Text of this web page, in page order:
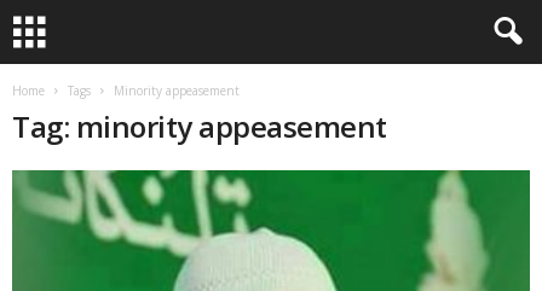
Home Tags Minority appeasement
Tag: minority appeasement